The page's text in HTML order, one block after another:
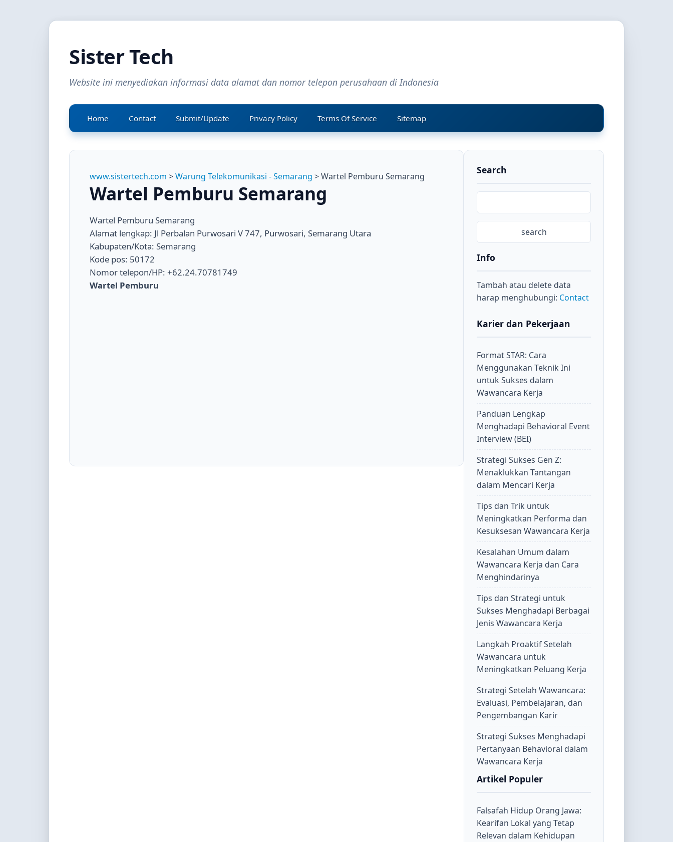
Sister Tech
Website ini menyediakan informasi data alamat dan nomor telepon perusahaan di Indonesia
Home Contact Submit/Update Privacy Policy Terms Of Service Sitemap
www.sistertech.com >Warung Telekomunikasi - Semarang > Wartel Pemburu Semarang
Wartel Pemburu Semarang
Wartel Pemburu Semarang
Alamat lengkap: Jl Perbalan Purwosari V 747, Purwosari, Semarang Utara
Kabupaten/Kota: Semarang
Kode pos: 50172
Nomor telepon/HP: +62.24.70781749
Wartel Pemburu
Search
Info
Tambah atau delete data
harap menghubungi: Contact
Karier dan Pekerjaan
Format STAR: Cara
Menggunakan Teknik Ini
untuk Sukses dalam
Wawancara Kerja
Panduan Lengkap
Menghadapi Behavioral Event
Interview (BEI)
Strategi Sukses Gen Z:
Menaklukkan Tantangan
dalam Mencari Kerja
Tips dan Trik untuk
Meningkatkan Performa dan
Kesuksesan Wawancara Kerja
Kesalahan Umum dalam
Wawancara Kerja dan Cara
Menghindarinya
Tips dan Strategi untuk
Sukses Menghadapi Berbagai
Jenis Wawancara Kerja
Langkah Proaktif Setelah
Wawancara untuk
Meningkatkan Peluang Kerja
Strategi Setelah Wawancara:
Evaluasi, Pembelajaran, dan
Pengembangan Karir
Strategi Sukses Menghadapi
Pertanyaan Behavioral dalam
Wawancara Kerja
Artikel Populer
Falsafah Hidup Orang Jawa:
Kearifan Lokal yang Tetap
Relevan dalam Kehidupan